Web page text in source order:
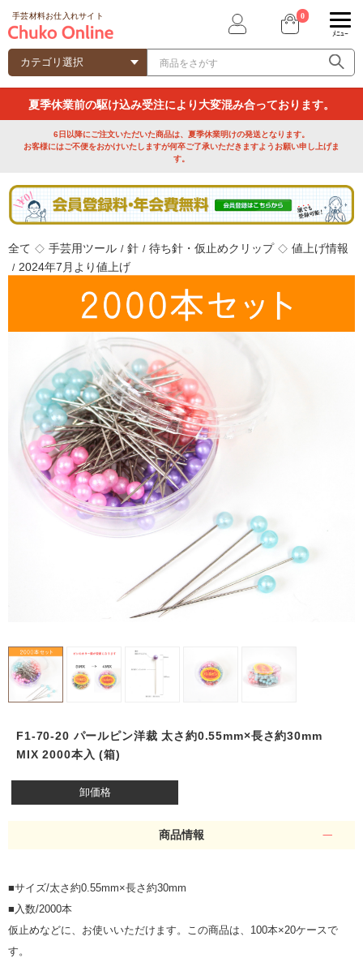
夏季休業前の駆け込み受注により大変混み合っております。
6日以降にご注文いただいた商品は、夏季休業明けの発送となります。
お客様にはご不便をおかけいたしますが何卒ご了承いただきますようお願い申し上げま
す。
全て ◇ 手芸用ツール / 針 / 待ち針・仮止めクリップ ◇ 値上げ情報
/ 2024年7月より値上げ
F1-70-20 パールピン洋裁 太さ約0.55mm×長さ約30mm
MIX 2000本入 (箱)
卸価格
商品情報
■サイズ/太さ約0.55mm×長さ約30mm
■入数/2000本
仮止めなどに、お使いいただけます。この商品は、100本×20ケースで
す。
手芸材料お仕入れサイト 0
ﾒﾆｭｰ